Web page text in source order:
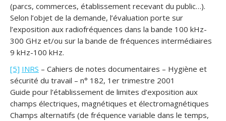
(parcs, commerces, établissement recevant du public…).
Selon l’objet de la demande, l’évaluation porte sur
l’exposition aux radiofréquences dans la bande 100 kHz-
300 GHz et/ou sur la bande de fréquences intermédiaires
9 kHz-100 kHz.
[5] INRS – Cahiers de notes documentaires – Hygiène et
sécurité du travail – n° 182, 1er trimestre 2001
Guide pour l’établissement de limites d’exposition aux
champs électriques, magnétiques et électromagnétiques
Champs alternatifs (de fréquence variable dans le temps,